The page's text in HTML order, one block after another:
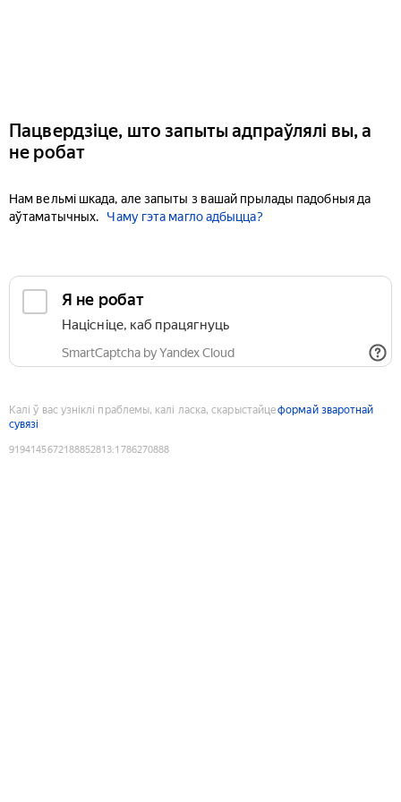
Пацвердзіце, што запыты адпраўлялі вы, а
не робат
Нам вельмі шкада, але запыты з вашай прылады падобныя да
аўтаматычных.
Чаму гэта магло адбыцца?
Я не робат
Націсніце, каб працягнуць
SmartCaptcha by Yandex Cloud
Калі ў вас узніклі праблемы, калі ласка, скарыстайцеформай зваротнай
сувязі
9194145672188852813:1786270888